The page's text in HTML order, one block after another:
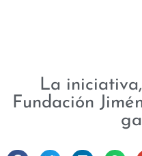
La
Fundación